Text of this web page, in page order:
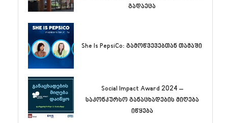
გადაეცა
She Is PepsiCo: გამოწვევებთან თამაში
Social Impact Award 2024 –
საკონკურსო განაცხადების მიღება
იწყება